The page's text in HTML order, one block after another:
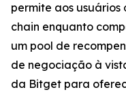
permite aos
chain enquanto
um pool de
de negociação à
da Bitget para